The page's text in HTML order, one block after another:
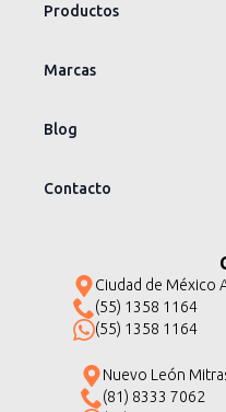
Productos
Marcas
Blog
Contacto
Ciudad de México
(55) 1358 1164
(55) 1358 1164
Nuevo León
(81) 8333 7062